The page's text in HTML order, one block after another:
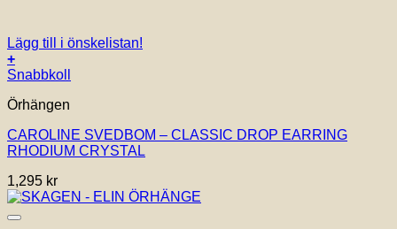
Lägg till i önskelistan!
+
Snabbkoll
Örhängen
CAROLINE SVEDBOM – CLASSIC DROP EARRING
RHODIUM CRYSTAL
1,295 kr